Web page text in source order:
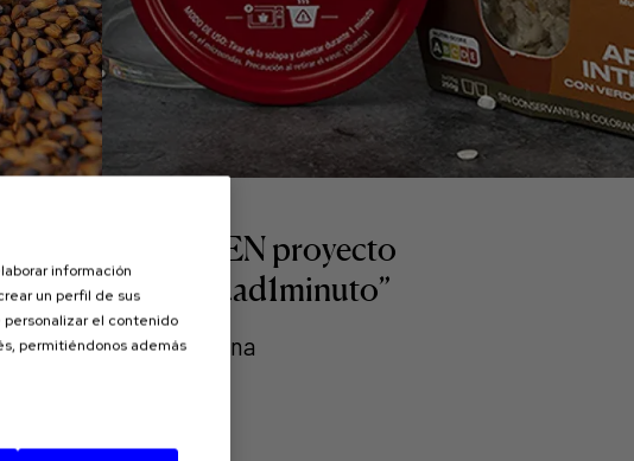
NOMEN proyecto
“Calidad1minuto”
Tarragona
información
un perfil de sus
el contenido
permitiéndonos además